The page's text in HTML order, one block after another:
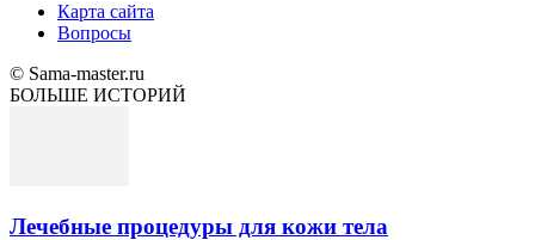
Карта сайта
Вопросы
© Sama-master.ru
БОЛЬШЕ ИСТОРИЙ
Лечебные процедуры для кожи тела